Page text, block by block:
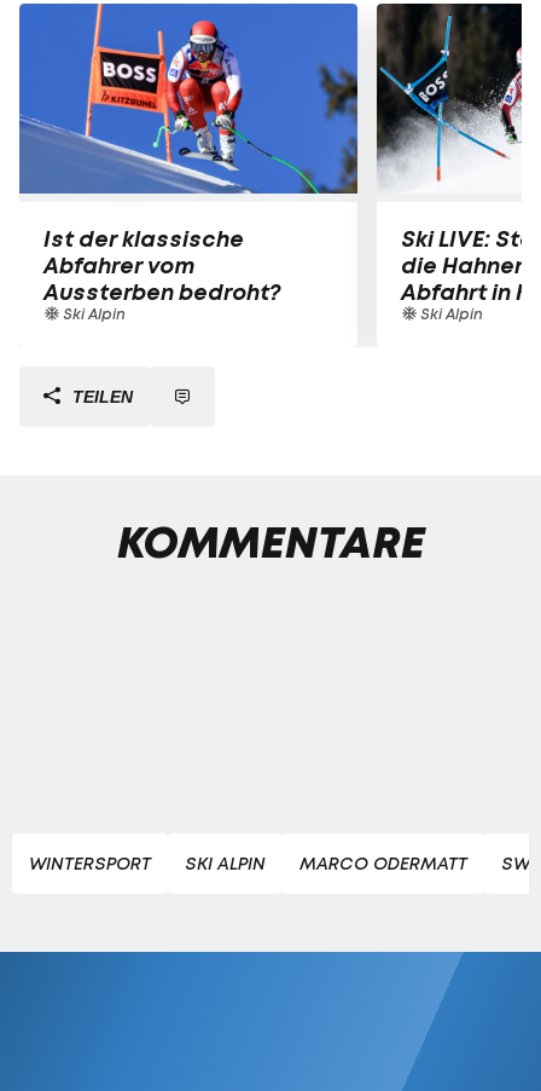
Ist der klassische
Abfahrer vom
Aussterben bedroht?
Ski Alpin
Ski LIVE:
die
Abfahrt in
Ski Alpin
TEILEN
KOMMENTARE
WINTERSPORT SKI ALPIN MARCO ODERMATT